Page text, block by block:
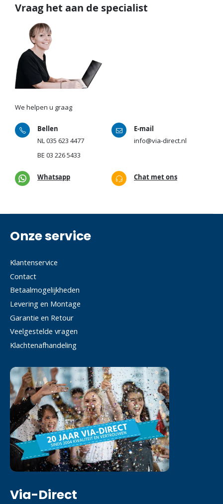
Vraag het aan de specialist
We helpen u graag
Bellen
NL 035 623 4477
BE 03 226 5433
E-mail
info@via-direct.nl
Whatsapp Chat met ons
Onze service
Klantenservice
Contact
Betaalmogelijkheden
Levering en Montage
Garantie en Retour
Veelgestelde vragen
Klachtenafhandeling
Via-Direct